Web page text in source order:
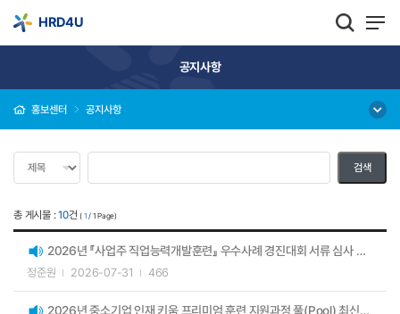
HRD4U
공지사항
홍보센터 공지사항
총 게시물 :10건 (1 / 1 Page)
2026년 『사업주 직업능력개발훈련』 우수사례 경진대회 서류 심사 결과 공고
정준원 2026-07-31 466
2026년 중소기업 인재 키움 프리미엄 훈련 지원과정 풀(Pool) 최신화 안내